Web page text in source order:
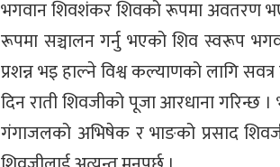
भगवान शिवशंकर शिवको रूपमा अवतरण भएको
रूपमा सञ्चालन गर्नु भएको शिव स्वरूप
प्रशन्न भइ हाल्ने विश्व कल्याणको लागि
दिन राती शिवजीको पूजा आरधाना गरिन्छ
गंगाजलको अभिषेक र भाङको प्रसाद